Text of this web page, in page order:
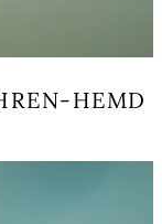
HEMD
59,95